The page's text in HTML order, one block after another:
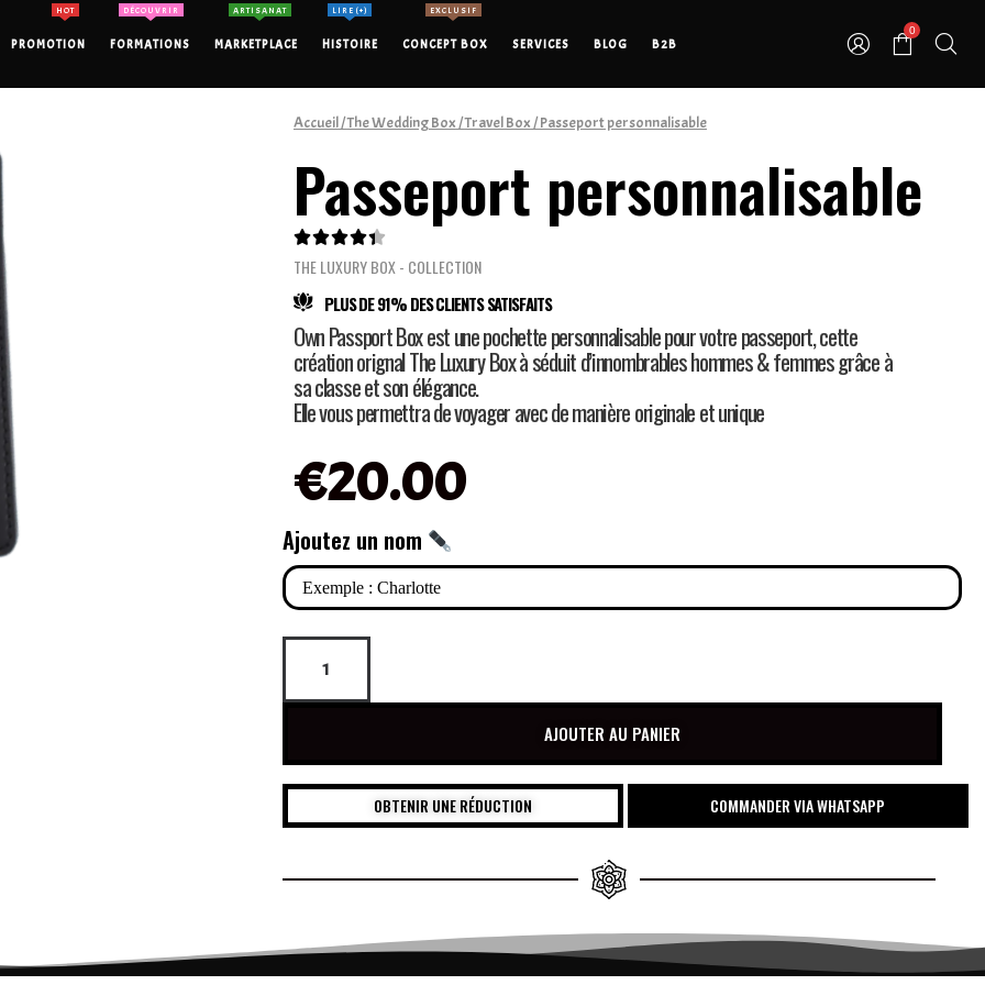
PROMOTION
HOT
FORMATIONS
DÉCOUVRIR
MARKETPLACE
ARTISANAT
HISTOIRE
LIRE (+)
CONCEPT BOX
EXCLUSIF
SERVICES BLOG B2B
0
Accueil/The Wedding Box/Travel Box/ Passeport personnalisable
Passeport personnalisable

THE LUXURY BOX - COLLECTION
PLUS DE 91% DES CLIENTS SATISFAITS
Own Passport Box est une pochette personnalisable pour votre passeport, cette
création orignal The Luxury Box à séduit d’innombrables hommes & femmes grâce à
sa classe et son élégance.
Elle vous permettra de voyager avec de manière originale et unique
€20.00
Ajoutez un nom
AJOUTER AU PANIER
OBTENIR UNE RÉDUCTION COMMANDER VIA WHATSAPP
€20.00 AJOUTEZ AU PANIER
€20.00